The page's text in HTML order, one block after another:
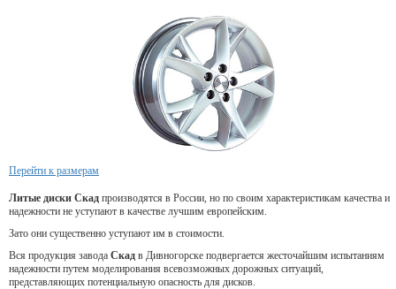
Перейти к размерам
Литые диски Скад производятся в России, но по своим характеристикам качества и
надежности не уступают в качестве лучшим европейским.
Зато они существенно уступают им в стоимости.
Вся продукция завода Скад в Дивногорске подвергается жесточайшим испытаниям
надежности путем моделирования всевозможных дорожных ситуаций,
представляющих потенциальную опасность для дисков.